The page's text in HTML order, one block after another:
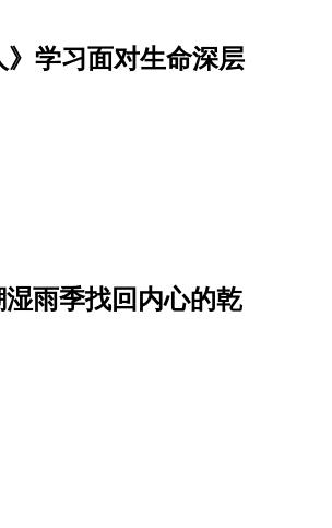
学习面对生命深层
雨季找回内心的乾